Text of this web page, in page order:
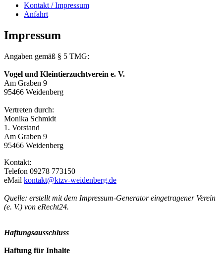
Kontakt / Impressum
Anfahrt
Impressum
Angaben gemäß § 5 TMG:
Vogel und Kleintierzuchtverein e. V.
Am Graben 9
95466 Weidenberg
Vertreten durch:
Monika Schmidt
1. Vorstand
Am Graben 9
95466 Weidenberg
Kontakt:
Telefon 09278 773150
eMail kontakt@ktzv-weidenberg.de
Quelle: erstellt mit dem Impressum-Generator eingetragener Verein
(e. V.) von eRecht24.
Haftungsausschluss
Haftung für Inhalte